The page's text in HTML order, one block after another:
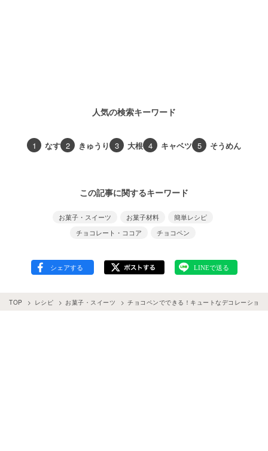
人気の検索キーワード
1 なす 2 きゅうり 3 大根 4 キャベツ 5 そうめん
この記事に関するキーワード
お菓子・スイーツ お菓子材料
簡単レシピ
チョコレート・ココア
チョコペン
TOP レシピ お菓子・スイーツ チョコペンでできる！キュートなデコレーショ